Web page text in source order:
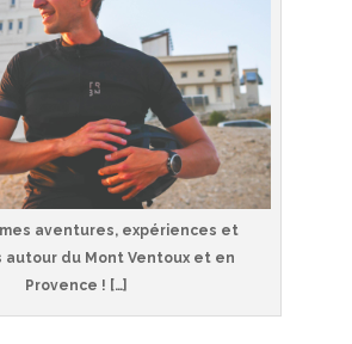
aventures, expériences et
autour du Mont Ventoux et en
Provence ! […]